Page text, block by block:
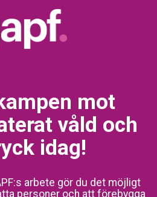
mot
våld och
idag!
arbete gör du det möjligt
personer och att förebygga